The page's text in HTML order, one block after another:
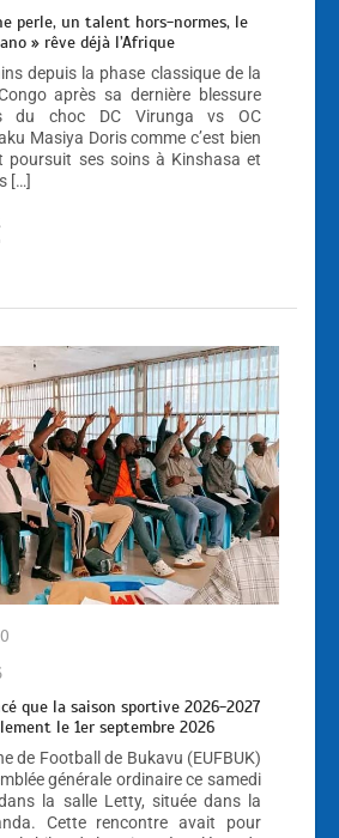
perle, un talent hors-normes, le
» rêve déjà l’Afrique
depuis la phase classique de la
après sa dernière blessure
du choc DC Virunga vs OC
Masiya Doris comme c’est bien
poursuit ses soins à Kinshasa et
[…]
que la saison sportive 2026-2027
le 1er septembre 2026
de Football de Bukavu (EUFBUK)
générale ordinaire ce samedi
la salle Letty, située dans la
Cette rencontre avait pour